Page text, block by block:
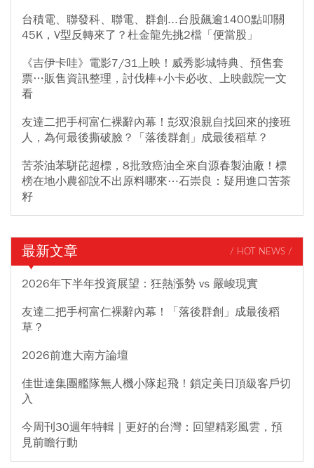
台積電、聯發科、聯電、群創...台股飆逾1400點叩關
45K，V型反轉來了？杜金龍先挑2檔「便當股」
《吉伊卡哇》電影7/31上映！威秀影城特典、預售套
票…販售資訊整理，討伐棒+小卡必收、上映戲院一文
看
友達二把手柯富仁裸辭內幕！彭双浪親自找回來的接班
人，為何最後撕破臉？「落後群創」成最後稻草？
苦茶油苯駢芘超標，8批致癌油全來自源春製油廠！標
榜在地小農卻說不出原料哪來⋯石崇良：疑用進口苦茶
籽
最新文章 / HOT NEWS /
2026年下半年投資展望：狂熱漲勢 vs 嚴峻現實
友達二把手柯富仁裸辭內幕！「落後群創」成最後稻
草？
2026前進大南方論壇
佳世達集團艦隊無人機小隊起飛！鎖定美日頂級客戶切
入
今周刊30週年特輯｜更好的台灣：回望精彩風雲，預
見前瞻行動